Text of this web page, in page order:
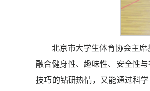
北京市大学生体育协会主
融合健身性、趣味性、安全性
技巧的钻研热情，又能通过科